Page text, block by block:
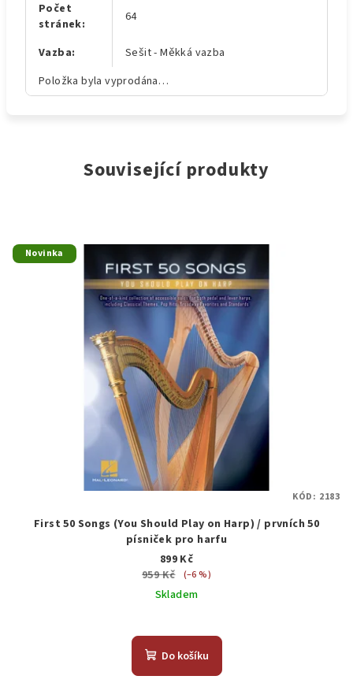
Počet
stránek: 64
Vazba:
Sešit - Měkká vazba
Položka byla vyprodána…
Související produkty
Novinka
First 50 Songs (You Should Play on Harp) / prvních 50
písniček pro harfu
899 Kč
959 Kč
(–6 %)
Skladem
Do košíku
KÓD: 2183